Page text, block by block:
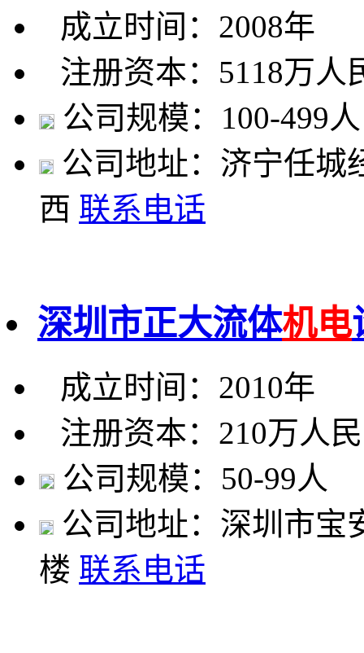
成立时间：2008年
注册资本：5118万人
公司规模：100-499人
公司地址：济宁任城
西 联系电话
深圳市正大流体机电
成立时间：2010年
注册资本：210万人
公司规模：50-99人
公司地址：深圳市宝
楼 联系电话